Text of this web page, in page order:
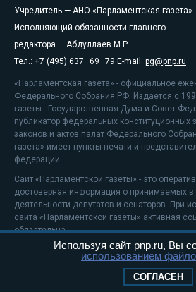
Учредитель — АНО «Парламентская газета»
Исполняющий обязанности главного
редактора — Абдуллаев М.Р.
Тел.: +7 (495) 637–69–79 E-mail: pg@pnp.ru
«Парламентская газета» - официальное
Федерального Собрания РФ. Издается с
газеты - Государственная Дума и Совет
публикатор федеральных конституционных
законов и актов палат Федерального
газета» имеет пункты печати и
федерации.
Сайт «Парламентской газеты» - это
достоверная информация о принимаемых в
деятельности депутатов и сенаторов. При
сайта «Парламентской газеты» активная
обязательна.
На информационном ресурсе применяются
Положение о защите персональных данных
Используя сайт pnp.ru, Вы
использованием
СОГЛАСЕН